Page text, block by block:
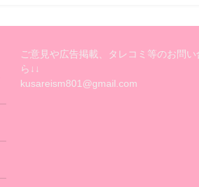
ご意見や広告掲載、タレコミ等のお問
ら↓↓
kusareism801@gmail.com